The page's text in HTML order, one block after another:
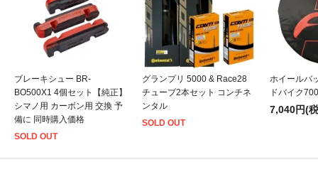
信頼できると思いました
ブレーキシュー BR-
BO500X1 4個セット【純正】
シマノ用 カーボン用 交換 予
備に 同時購入価格
SOLD OUT
グランプリ 5000 & Race28
チューブ2本セット コンチネ
ンタル
SOLD OUT
ホイールバ
ドバイク
7,040円(